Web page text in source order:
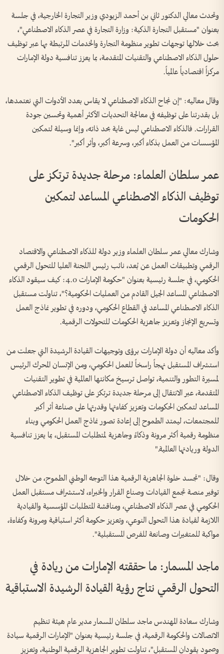
وتحدث معالي الدكتور ثاني بن أحمد الزيودي وزير التجارة الخارجية، في جلسة
بعنوان "مستقبل التجارة الذكية: وزارة التجارة في عصر الذكاء الاصطناعي"،
بحث خلالها توجهات تطوير منظومة التجارة والخدمات المرتبطة بها عبر توظيف
حلول الذكاء الاصطناعي والتقنيات المتقدمة، بما يعزز تنافسية دولة الإمارات
مركزاً اقتصادياً عالمياً.
وقال معاليه: "إن نجاح الذكاء الاصطناعي لا يقاس بعدد الأدوات التي نعتمدها،
بل بقدرتنا على توظيفه في معالجة التحديات الأكثر أهمية وتحسين جودة
القرارات. فالذكاء الاصطناعي ليس غاية بحد ذاته، وإنما وسيلة لتمكين
المؤسسات من العمل بذكاء أكبر، وسرعة أكبر، وأثر أكبر".
عمر سلطان العلماء: مرحلة جديدة ترتكز على
توظيف الذكاء الاصطناعي المساعد لتمكين
الحكومات
وشارك معالي عمر سلطان العلماء وزير دولة للذكاء الاصطناعي والاقتصاد
الرقمي وتطبيقات العمل عن بُعد، نائب رئيس اللجنة العليا للتحول الرقمي
الحكومي، في جلسة رئيسية بعنوان "حكومة الإمارات 4.0: كيف سيقود الذكاء
الاصطناعي المساعد الجيل القادم من العمليات الحكومية؟"، تناولت مستقبل
الذكاء الاصطناعي المساعد في القطاع الحكومي، ودوره في تطوير نماذج العمل
وتسريع الإنجاز وتعزيز جاهزية الحكومات للتحولات الرقمية.
وأكد معاليه أن دولة الإمارات برؤى وتوجيهات القيادة الرشيدة التي جعلت من
استشراف المستقبل نهجاً راسخاً للعمل الحكومي، ومن الإنسان المحرك الرئيس
لمسيرة التطور والتنمية، تواصل ترسيخ مكانتها العالمية في تطوير التقنيات
المتقدمة، عبر الانتقال إلى مرحلة جديدة ترتكز على توظيف الذكاء الاصطناعي
المساعد لتمكين الحكومات وتعزيز كفاءتها وقدرتها على صناعة أثر أكبر
للمجتمعات، ليمتد الطموح إلى إعادة تصور نماذج العمل الحكومي وبناء
منظومة رقمية أكثر مرونة وذكاءً وجاهزية لمتطلبات المستقبل، بما يعزز تنافسية
الدولة وريادتها العالمية."
وقال: "تجسد خلوة الجاهزية الرقمية هذا التوجه الوطني الطموح، من خلال
توفير منصة تجمع القيادات وصناع القرار والخبراء، لاستشراف مستقبل العمل
الحكومي في عصر الذكاء الاصطناعي، ومناقشة المتطلبات المؤسسية والقيادية
اللازمة لقيادة هذا التحول النوعي، وتعزيز حكومة أكثر استباقية ومرونة وكفاءة،
مواكبة للمتغيرات وصانعة للفرص المستقبلية".
ماجد المسمار: ما حققته الإمارات من ريادة في
التحول الرقمي نتاج رؤية القيادة الرشيدة الاستباقية
وشارك سعادة المهندس ماجد سلطان المسمار مدير عام هيئة تنظيم
الاتصالات والحكومة الرقمية، في جلسة رئيسية بعنوان "الإمارات الرقمية سيادة
وصمود يقودان المستقبل"، تناولت تطوير الجاهزية الرقمية الوطنية، وتعزيز